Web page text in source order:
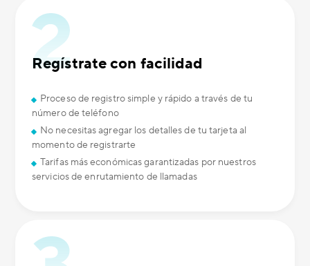
Regístrate con facilidad
Proceso de registro simple y rápido a través de tu
número de teléfono
No necesitas agregar los detalles de tu tarjeta al
momento de registrarte
Tarifas más económicas garantizadas por nuestros
servicios de enrutamiento de llamadas